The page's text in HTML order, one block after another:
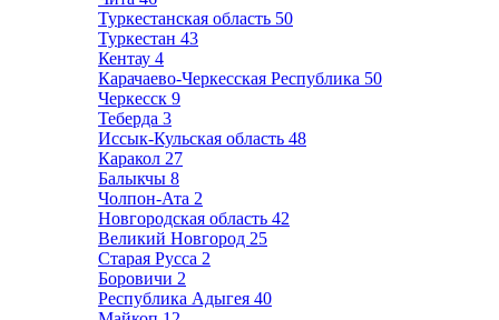
Туркестанская область 50
Туркестан 43
Кентау 4
Карачаево-Черкесская Республика 50
Черкесск 9
Теберда 3
Иссык-Кульская область 48
Каракол 27
Балыкчы 8
Чолпон-Ата 2
Новгородская область 42
Великий Новгород 25
Старая Русса 2
Боровичи 2
Республика Адыгея 40